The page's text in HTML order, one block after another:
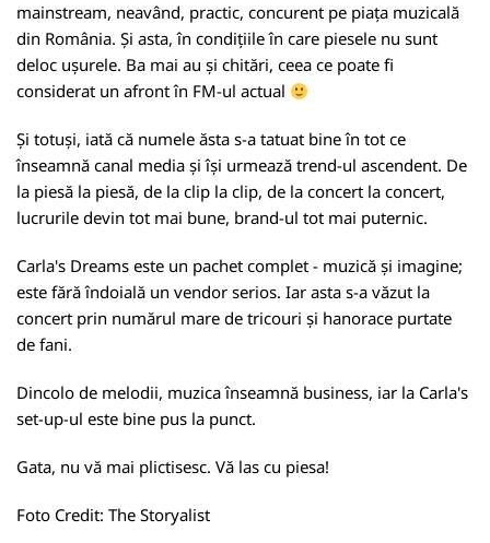
mainstream, neavând, practic, concurent pe piața muzicală
din România. Și asta, în condițiile în care piesele nu sunt
deloc ușurele. Ba mai au și chitări, ceea ce poate fi
considerat un afront în FM-ul actual
Și totuși, iată că numele ăsta s-a tatuat bine în tot ce
înseamnă canal media și își urmează trend-ul ascendent. De
la piesă la piesă, de la clip la clip, de la concert la concert,
lucrurile devin tot mai bune, brand-ul tot mai puternic.
Carla's Dreams este un pachet complet - muzică și imagine;
este fără îndoială un vendor serios. Iar asta s-a văzut la
concert prin numărul mare de tricouri și hanorace purtate
de fani.
Dincolo de melodii, muzica înseamnă business, iar la Carla's
set-up-ul este bine pus la punct.
Gata, nu vă mai plictisesc. Vă las cu piesa!
Foto Credit: The Storyalist